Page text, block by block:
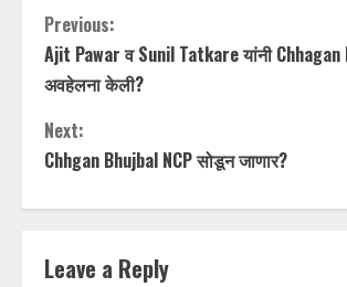
C
o
n
t
i
n
Previous:
Ajit Pawar व Sunil Tatkare यांनी Chhagan
अवहेलना केली?
Next:
Chhgan Bhujbal NCP सोडून जाणार?
Leave a Reply